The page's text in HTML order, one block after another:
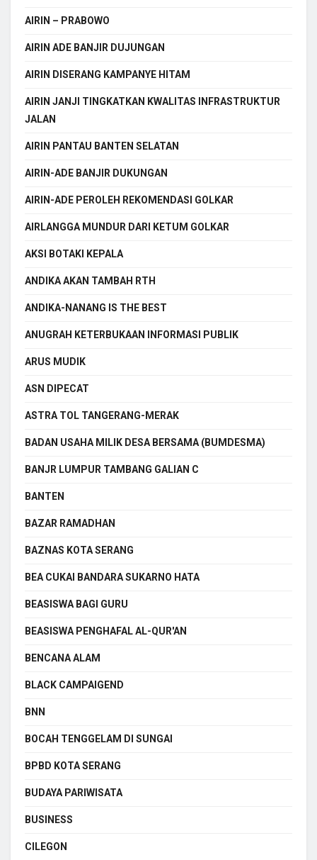
AIRIN – PRABOWO
AIRIN ADE BANJIR DUJUNGAN
AIRIN DISERANG KAMPANYE HITAM
AIRIN JANJI TINGKATKAN KWALITAS INFRASTRUKTUR
JALAN
AIRIN PANTAU BANTEN SELATAN
AIRIN-ADE BANJIR DUKUNGAN
AIRIN-ADE PEROLEH REKOMENDASI GOLKAR
AIRLANGGA MUNDUR DARI KETUM GOLKAR
AKSI BOTAKI KEPALA
ANDIKA AKAN TAMBAH RTH
ANDIKA-NANANG IS THE BEST
ANUGRAH KETERBUKAAN INFORMASI PUBLIK
ARUS MUDIK
ASN DIPECAT
ASTRA TOL TANGERANG-MERAK
BADAN USAHA MILIK DESA BERSAMA (BUMDESMA)
BANJR LUMPUR TAMBANG GALIAN C
BANTEN
BAZAR RAMADHAN
BAZNAS KOTA SERANG
BEA CUKAI BANDARA SUKARNO HATA
BEASISWA BAGI GURU
BEASISWA PENGHAFAL AL-QUR'AN
BENCANA ALAM
BLACK CAMPAIGEND
BNN
BOCAH TENGGELAM DI SUNGAI
BPBD KOTA SERANG
BUDAYA PARIWISATA
BUSINESS
CILEGON